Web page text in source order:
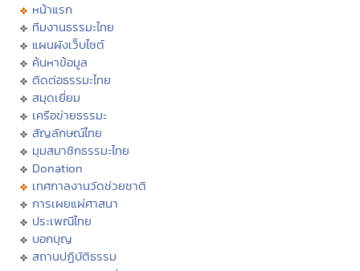
หน้าแรก
ทีมงานธรรมะไทย
แผนผังเว็บไซต์
ค้นหาข้อมูล
ติดต่อธรรมะไทย
สมุดเยี่ยม
เครือข่ายธรรมะ
สัญลักษณ์ไทย
มุมสมาชิกธรรมะไทย
Donation
เทศกาลงานวัดช่วยชาติ
การเผยแผ่ศาสนา
ประเพณีไทย
บอกบุญ
สถานปฏิบัติธรรม